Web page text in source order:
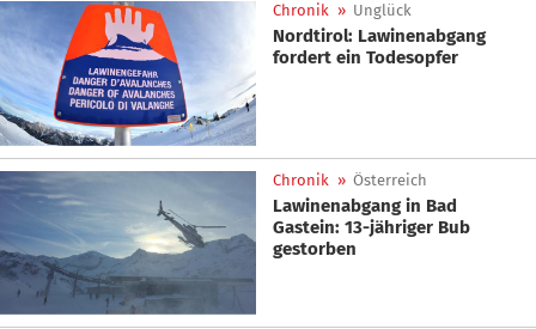
Chronik » Unglück
Nordtirol: Lawinenabgang
fordert ein Todesopfer
Chronik » Österreich
Lawinenabgang in Bad
Gastein: 13-jähriger Bub
gestorben